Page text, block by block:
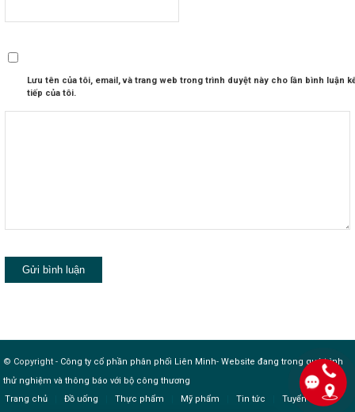
Lưu tên của tôi, email, và trang web trong trình duyệt này cho lần bình luận
tiếp của tôi.
© Copyright - Công ty cổ phần phân phối Liên Minh-Website đang trong quá trình
thử nghiệm và thông báo với bộ công thương
Trang chủ
Đồ uống Thực phẩm Mỹ phẩm Tin tức Tuyển dụng